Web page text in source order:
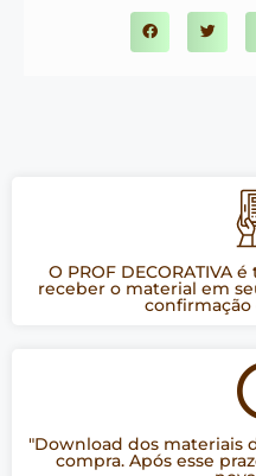
O PROF DECORATIVA
receber o material em
"Download dos materiais
compra. Após esse